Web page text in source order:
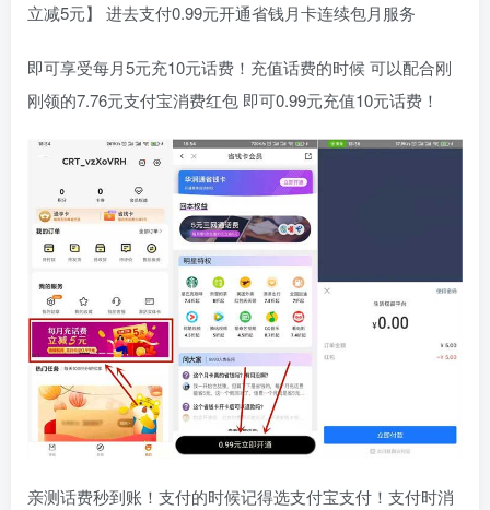
立减5元】 进去支付0.99元开通省钱月卡连续包月服务
即可享受每月5元充10元话费！充值话费的时候 可以配合刚
刚领的7.76元支付宝消费红包 即可0.99元充值10元话费！
亲测话费秒到账！支付的时候记得选支付宝支付！支付时消